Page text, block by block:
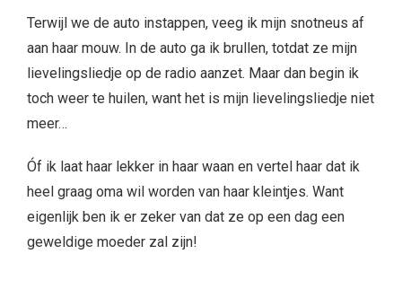
Terwijl we de auto instappen, veeg ik mijn snotneus af
aan haar mouw. In de auto ga ik brullen, totdat ze mijn
lievelingsliedje op de radio aanzet. Maar dan begin ik
toch weer te huilen, want het is mijn lievelingsliedje niet
meer…
Óf ik laat haar lekker in haar waan en vertel haar dat ik
heel graag oma wil worden van haar kleintjes. Want
eigenlijk ben ik er zeker van dat ze op een dag een
geweldige moeder zal zijn!